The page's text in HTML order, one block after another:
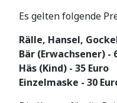
Es gelten folgende
Rälle, Hansel,
Bär (Erwachsener) -
Häs (Kind) - 35 Euro
Einzelmaske - 30